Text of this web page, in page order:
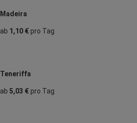
Madeira
ab 1,10 €pro Tag
Teneriffa
ab 5,03 €pro Tag